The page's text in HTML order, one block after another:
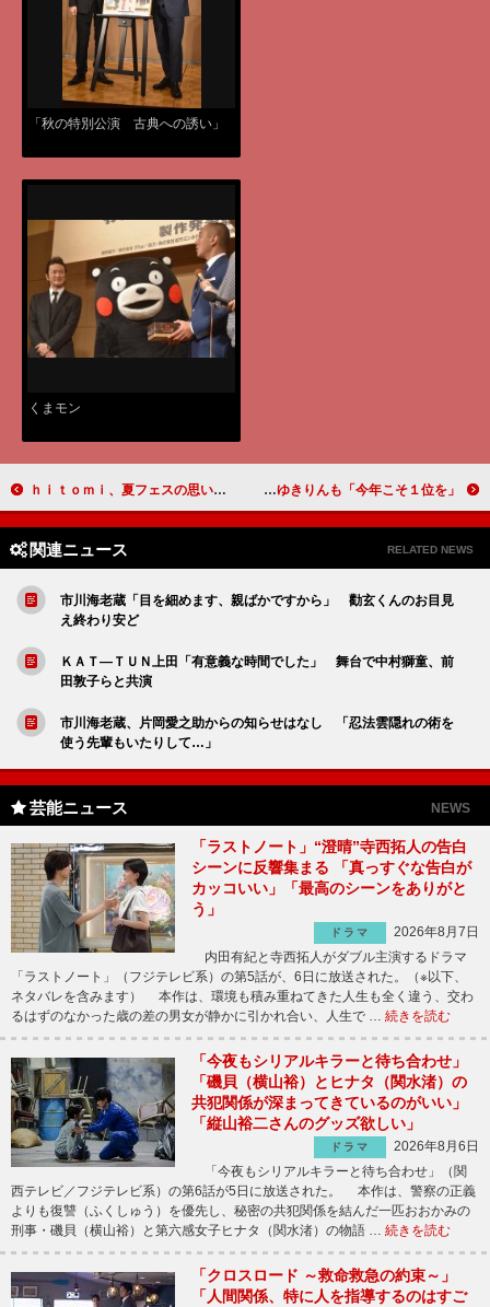
「秋の特別公演 古典への誘い」
くまモン
ｈｉｔｏｍｉ、夏フェスの思い出は“暑さ” 「いかにさわやかにやるか」 まゆゆ、総選挙「１位に返り咲き！」宣言 ゆきりんも「今年こそ１位を」
関連ニュース RELATED NEWS
市川海老蔵「目を細めます、親ばかですから」 勸玄くんのお目見
え終わり安ど
ＫＡＴ―ＴＵＮ上田「有意義な時間でした」 舞台で中村獅童、前
田敦子らと共演
市川海老蔵、片岡愛之助からの知らせはなし 「忍法雲隠れの術を
使う先輩もいたりして…」
芸能ニュース NEWS
「ラストノート」“澄晴”寺西拓人の告白
シーンに反響集まる 「真っすぐな告白が
カッコいい」「最高のシーンをありがと
う」
ドラマ
2026年8月7日
内田有紀と寺西拓人がダブル主演するドラマ
「ラストノート」（フジテレビ系）の第5話が、6日に放送された。（※以下、
ネタバレを含みます） 本作は、環境も積み重ねてきた人生も全く違う、交わ
るはずのなかった歳の差の男女が静かに引かれ合い、人生で … 続きを読む
「今夜もシリアルキラーと待ち合わせ」
「磯貝（横山裕）とヒナタ（関水渚）の
共犯関係が深まってきているのがいい」
「縦山裕二さんのグッズ欲しい」
ドラマ
2026年8月6日
「今夜もシリアルキラーと待ち合わせ」（関
西テレビ／フジテレビ系）の第6話が5日に放送された。 本作は、警察の正義
よりも復讐（ふくしゅう）を優先し、秘密の共犯関係を結んだ一匹おおかみの
刑事・磯貝（横山裕）と第六感女子ヒナタ（関水渚）の物語 … 続きを読む
「クロスロード ～救命救急の約束～」
「人間関係、特に人を指導するのはすご